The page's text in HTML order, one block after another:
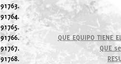
91763.
91764.
91765.
91766.
QUE EQUIPO TIENE
91767.
QUE
91768.